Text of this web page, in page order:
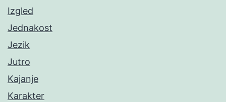
Izgled
Jednakost
Jezik
Jutro
Kajanje
Karakter